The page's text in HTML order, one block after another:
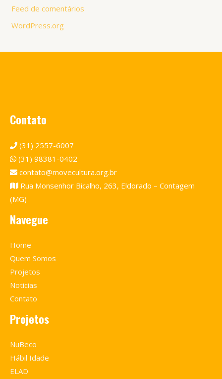
Feed de comentários
WordPress.org
Contato
(31) 2557-6007
(31) 98381-0402
contato@movecultura.org.br
Rua Monsenhor Bicalho, 263, Eldorado – Contagem
(MG)
Navegue
Home
Quem Somos
Projetos
Noticias
Contato
Projetos
NuBeco
Hábil Idade
ELAD